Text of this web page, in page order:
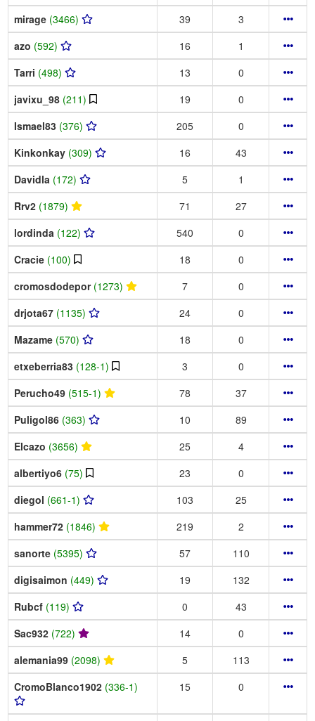
mirage (3466) 39
3
azo (592) 16
1
Tarri (498) 13
0
javixu_98 (211) 19
0
Ismael83 (376) 205
0
Kinkonkay (309) 16
43
Davidla (172) 5
1
Rrv2 (1879) 71
27
lordinda (122) 540
0
Cracie (100) 18
0
cromosdodepor (1273) 7
0
drjota67 (1135) 24
0
Mazame (570) 18
0
etxeberria83 (128-1) 3
0
Perucho49 (515-1) 78
37
Puligol86 (363) 10
89
Elcazo (3656) 25
4
albertiyo6 (75) 23
0
diegol (661-1) 103
25
hammer72 (1846) 219
2
sanorte (5395) 57
110
digisaimon (449) 19
132
Rubcf (119) 0
43
Sac932 (722) 14
0
alemania99 (2098) 5
113
CromoBlanco1902 (336-1) 15 0